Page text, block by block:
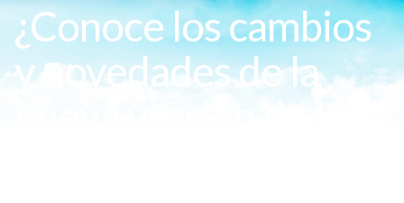
¿Conoce los cambios
y novedades de la